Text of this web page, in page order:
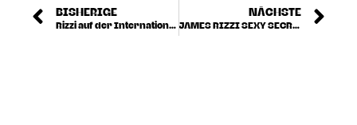
BISHERIGE
Rizzi auf der Internationalen Kunstmesse art Karlsruhe
NÄCHSTE
JAMES RIZZI SEXY SECRETS